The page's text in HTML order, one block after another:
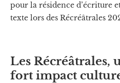
pour la résidence d’écriture
texte lors des Récréâtrales
Les Récréâtrales,
fort impact